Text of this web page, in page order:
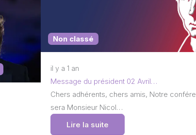
Non classé
il y a 1 an
Message du président 02 Avril…
Chers adhérents, chers amis, Notre
sera Monsieur Nicol…
Lire la suite